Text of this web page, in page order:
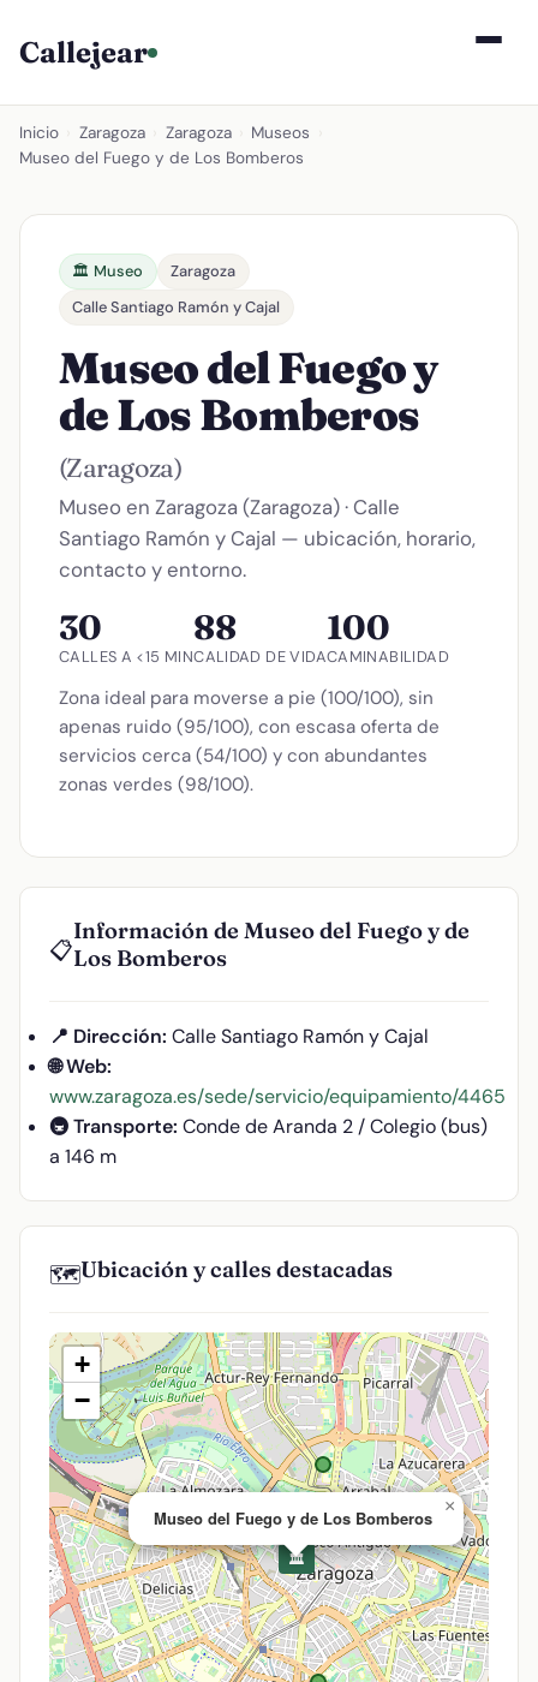
Callejear
Inicio Zaragoza Zaragoza Museos
Museo del Fuego y de Los Bomberos
🏛️ Museo
Zaragoza
Calle Santiago Ramón y Cajal
Museo del Fuego y
de Los Bomberos
(Zaragoza)
Museo en Zaragoza (Zaragoza) · Calle
Santiago Ramón y Cajal — ubicación, horario,
contacto y entorno.
30
CALLES A <15 MIN
88
CALIDAD DE VIDA
100
CAMINABILIDAD
Zona ideal para moverse a pie (100/100), sin
apenas ruido (95/100), con escasa oferta de
servicios cerca (54/100) y con abundantes
zonas verdes (98/100).
📋
Información de Museo del Fuego y de
Los Bomberos
📍 Dirección: Calle Santiago Ramón y Cajal
🌐 Web:
www.zaragoza.es/sede/servicio/equipamiento/4465
🚇 Transporte: Conde de Aranda 2 / Colegio (bus)
a 146 m
🗺️Ubicación y calles destacadas
🏛️
Museo del Fuego y de Los Bomberos
×
+
−